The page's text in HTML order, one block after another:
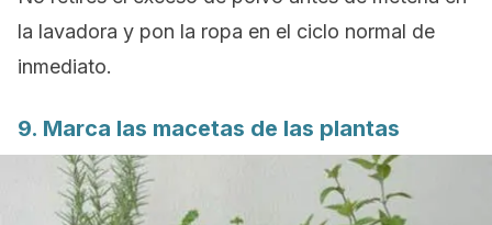
la lavadora y pon la ropa en el ciclo normal de
inmediato.
9. Marca las macetas de las plantas